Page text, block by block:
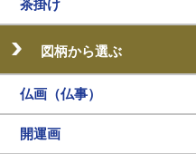
茶掛け
図柄から選ぶ
仏画（仏事）
開運画